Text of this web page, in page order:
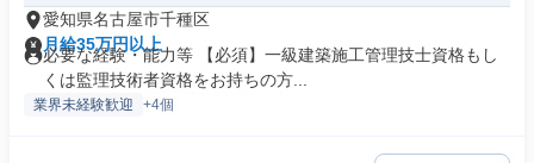
愛知県名古屋市千種区
月給35万円以上
必要な経験・能力等 【必須】一級建築施工管理技士資格もし
くは監理技術者資格をお持ちの方...
業界未経験歓迎 +4個